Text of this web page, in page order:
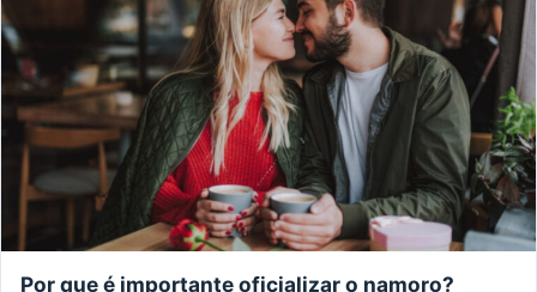
Por que é importante oficializar o namoro?